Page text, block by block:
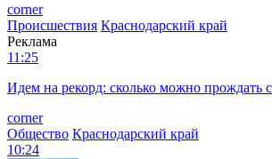
corner
Происшествия Краснодарский край
Реклама
11:25
Идем на рекорд: сколько можно прождать
corner
Общество Краснодарский край
10:24